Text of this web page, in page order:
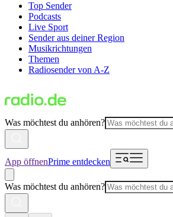
Top Sender
Podcasts
Live Sport
Sender aus deiner Region
Musikrichtungen
Themen
Radiosender von A-Z
Was möchtest du anhören?
App öffnenPrime entdecken
Was möchtest du anhören?